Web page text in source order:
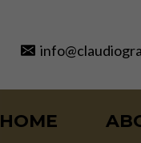
HOME